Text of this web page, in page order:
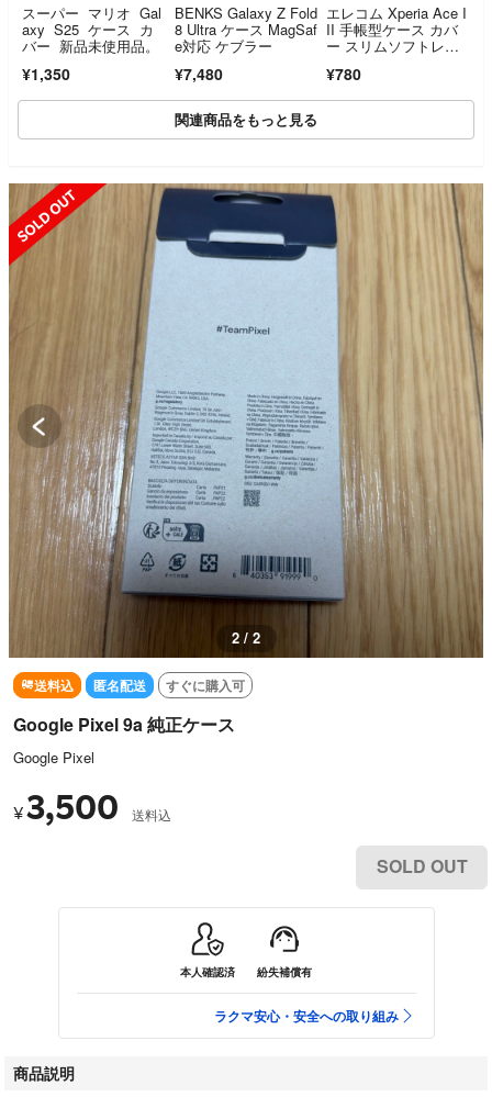
スーパー マリオ Gal
axy S25 ケース カ
バー 新品未使用品。
¥1,350
BENKS Galaxy Z Fold
8 Ultra ケース MagSaf
e対応 ケブラー
¥7,480
エレコム Xperia Ace I
II 手帳型ケース カバ
ー スリムソフトレザ
¥780
関連商品をもっと見る
SOLD OUT
2 / 2
送料込 匿名配送 すぐに購入可
Google Pixel 9a 純正ケース
Google Pixel
¥3,500 送料込
SOLD OUT
本人確認済 紛失補償有
ラクマ安心・安全への取り組み
商品説明